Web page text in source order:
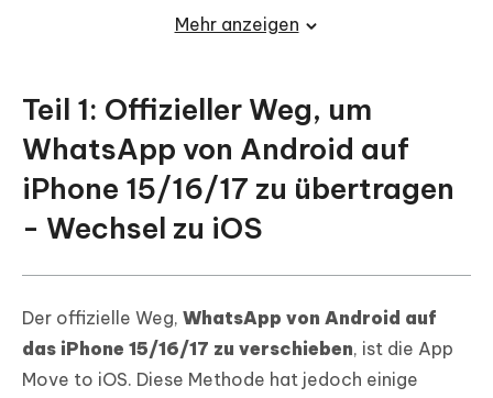
Teil 5: Die 3rd-Party Mobile App zum
Zusätzliche WhatsApp Transfer-
Tipps, die du suchen könntest
Mehr anzeigen
Teil 1: Offizieller Weg, um
WhatsApp von Android auf
iPhone 15/16/17 zu übertragen
- Wechsel zu iOS
Der offizielle Weg, WhatsApp von Android auf
das iPhone 15/16/17 zu verschieben, ist die App
Move to iOS. Diese Methode hat jedoch einige